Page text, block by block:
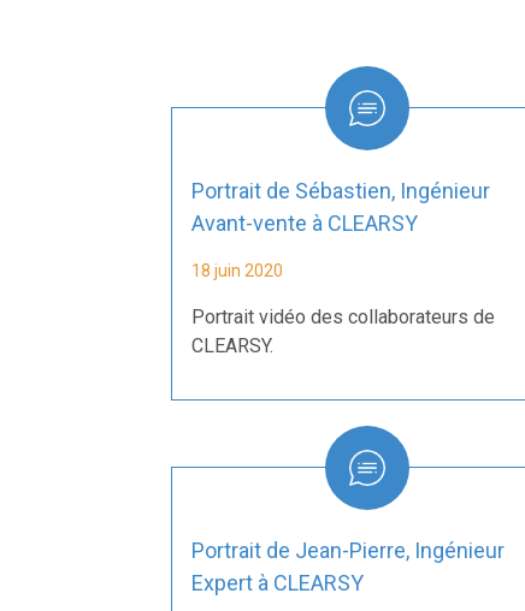
Portrait de Sébastien, Ingénieur
Avant-vente à CLEARSY
18 juin 2020
Portrait vidéo des collaborateurs de
CLEARSY.
Portrait de Jean-Pierre, Ingénieur
Expert à CLEARSY